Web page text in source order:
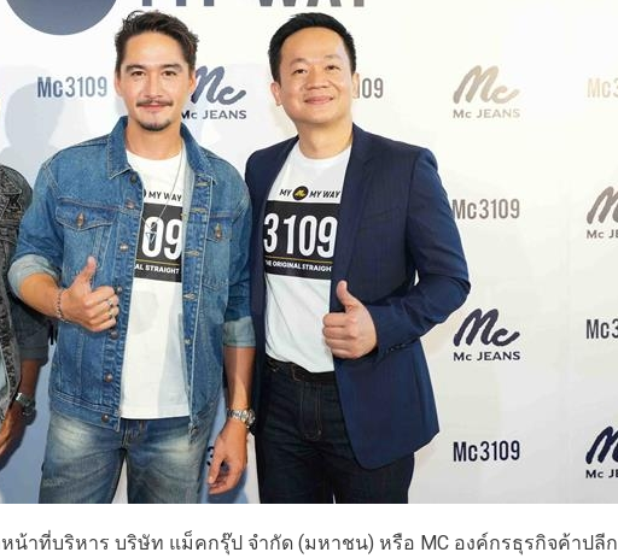
น้าที่บริหาร บริษัท แม็คกรุ๊ป จำกัด (มหาชน) หรือ MC องค์กรธุรกิจค้าปลีก